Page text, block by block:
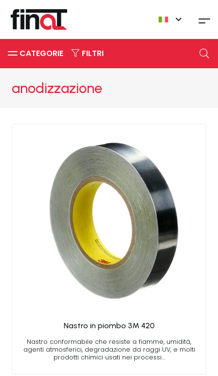
CATEGORIE FILTRI
anodizzazione
Nastro in piombo 3M 420
Nastro conformabile che resiste a fiamme, umidità,
agenti atmosferici, degradazione da raggi UV, e molti
prodotti chimici usati nei processi…